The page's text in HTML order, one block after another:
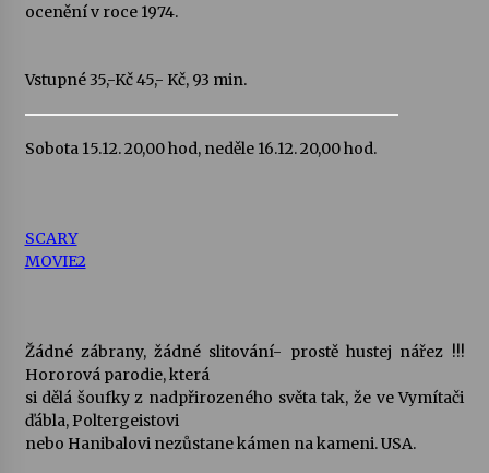
ocenění v roce 1974.
Vstupné 35,-Kč 45,- Kč, 93 min.
Sobota 15.12. 20,00 hod, neděle 16.12. 20,00 hod.
SCARY
MOVIE2
Žádné zábrany, žádné slitování- prostě hustej nářez !!!
Hororová parodie, která
si dělá šoufky z nadpřirozeného světa tak, že ve Vymítači
ďábla, Poltergeistovi
nebo Hanibalovi nezůstane kámen na kameni. USA.